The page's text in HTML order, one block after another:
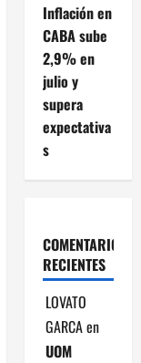
Inflación en
CABA sube
2,9% en
julio y
supera
expectativa
s
COMENTARIOS
RECIENTES
LOVATO
GARCAen
UOM